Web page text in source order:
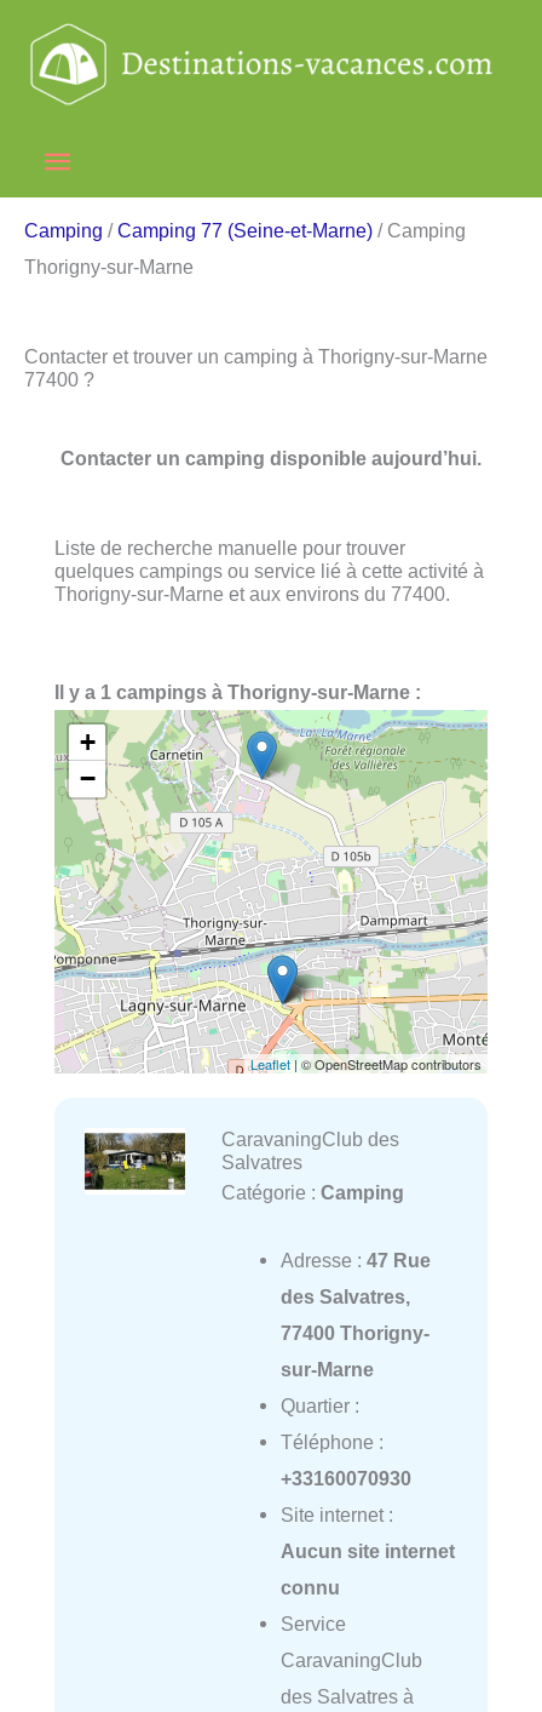
contenu
Menu
principal
Camping /Camping 77 (Seine-et-Marne) / Camping
Thorigny-sur-Marne
Contacter et trouver un camping à Thorigny-sur-Marne
77400 ?
Contacter un camping disponible aujourd’hui.
Liste de recherche manuelle pour trouver
quelques campings ou service lié à cette activité à
Thorigny-sur-Marne et aux environs du 77400.
Il y a 1 campings à Thorigny-sur-Marne :
+
−
Leaflet| © OpenStreetMap contributors
CaravaningClub des
Salvatres
Catégorie : Camping
Adresse : 47 Rue
des Salvatres,
77400 Thorigny-
sur-Marne
Quartier :
Téléphone :
+33160070930
Site internet :
Aucun site internet
connu
Service
CaravaningClub
des Salvatres à